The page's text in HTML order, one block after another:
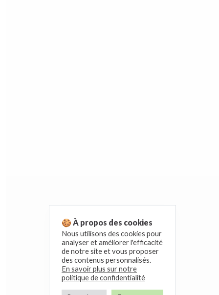
🍪 À propos des cookies
Nous utilisons des cookies pour
analyser et améliorer l'efficacité
de notre site et vous proposer
des contenus personnalisés.
En savoir plus sur notre
politique de confidentialité